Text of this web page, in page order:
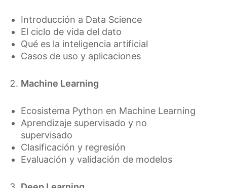
Introducción a Data Science
El ciclo de vida del dato
Qué es la inteligencia artificial
Casos de uso y aplicaciones
Machine Learning
Ecosistema Python en Machine Learning
Aprendizaje supervisado y no
supervisado
Clasificación y regresión
Evaluación y validación de modelos